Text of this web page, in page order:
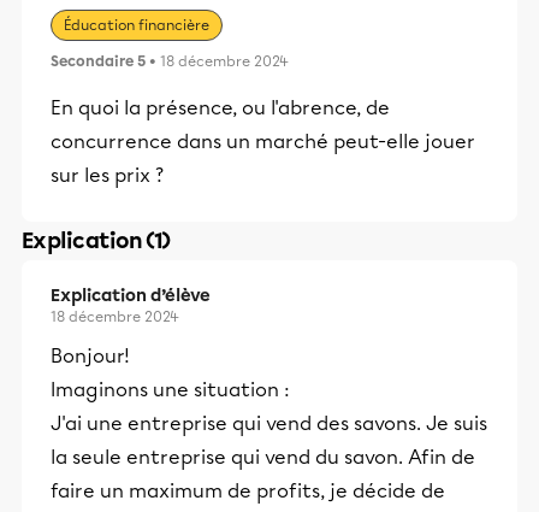
Éducation financière
Secondaire 5 • 18 décembre 2024
En quoi la présence, ou l'abrence, de
concurrence dans un marché peut-elle jouer
sur les prix ?
Explication (1)
Explication d’élève
18 décembre 2024
Bonjour!
Imaginons une situation :
J'ai une entreprise qui vend des savons. Je suis
la seule entreprise qui vend du savon. Afin de
faire un maximum de profits, je décide de